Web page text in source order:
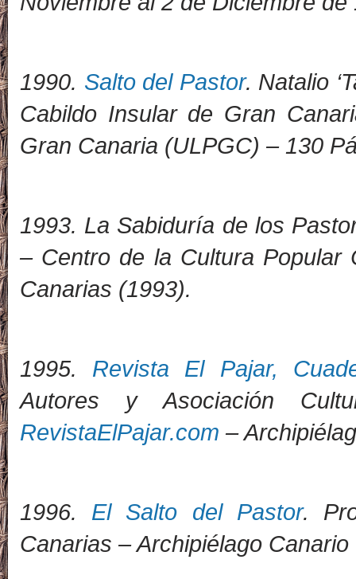
1990. Salto del Pastor. Natalio
Cabildo Insular de Gran
Gran Canaria (ULPGC) – 130
1993. La Sabiduría de los
– Centro de la Cultura Popular
Canarias (1993).
1995. Revista El Pajar,
Autores y Asociación
RevistaElPajar.com –
1996. El Salto del Pastor.
Canarias – Archipiélago